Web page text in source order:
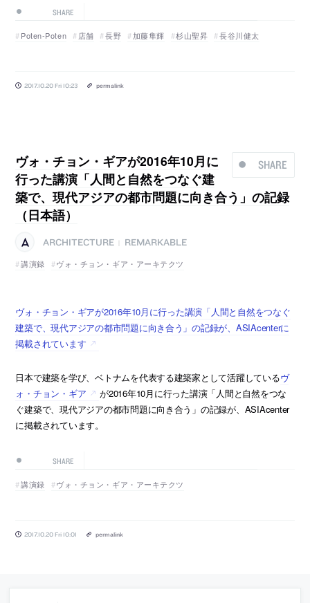
SHARE
Poten-Poten 店舗 長野 加藤隼輝 杉山聖昇 長谷川健太
2017.10.20 Fri 10:23 permalink
SHARE
ヴォ・チョン・ギアが2016年10月に
行った講演「人間と自然をつなぐ建
築で、現代アジアの都市問題に向き合う」の記録
（日本語）
ARCHITECTURE
REMARKABLE
講演録
ヴォ・チョン・ギア・アーキテクツ
ヴォ・チョン・ギアが2016年10月に行った講演「人間と自然をつなぐ
建築で、現代アジアの都市問題に向き合う」の記録が、ASIAcenterに
掲載されています
日本で建築を学び、ベトナムを代表する建築家として活躍しているヴ
ォ・チョン・ギア
が2016年10月に行った講演「人間と自然をつな
ぐ建築で、現代アジアの都市問題に向き合う」の記録が、ASIAcenter
に掲載されています。
SHARE
講演録 ヴォ・チョン・ギア・アーキテクツ
2017.10.20 Fri 10:01 permalink